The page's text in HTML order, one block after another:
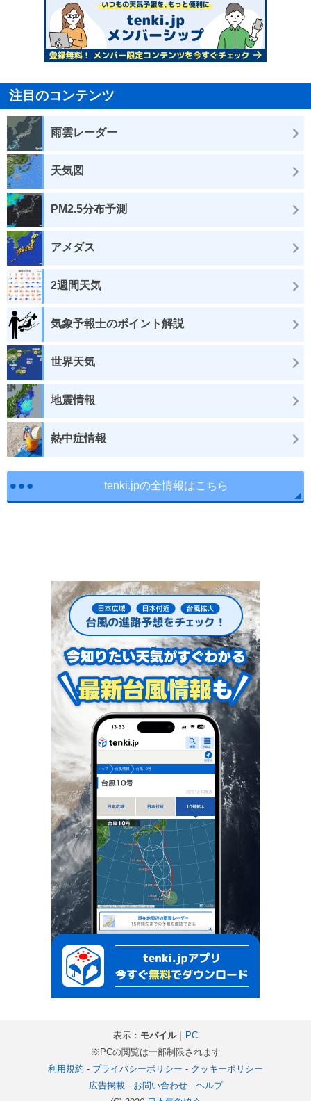
注目のコンテンツ
雨雲レーダー
天気図
PM2.5分布予測
アメダス
2週間天気
気象予報士のポイント解説
世界天気
地震情報
熱中症情報
tenki.jpの全情報はこちら
表示： モバイル｜
PC
※PCの閲覧は一部制限されます
利用規約 - プライバシーポリシー - クッキーポリシー
広告掲載- お問い合わせ- ヘルプ